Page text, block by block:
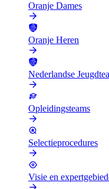
Oranje Dames
Oranje Heren
Nederlandse
Opleidingsteams
Selectieprocedures
Visie en